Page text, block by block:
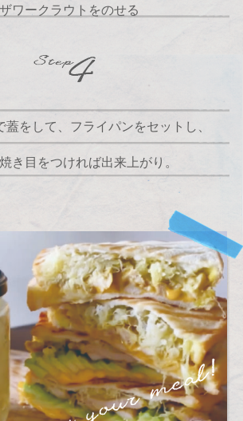
ワークラウトをのせる
蓋をして、フライパンをセットし、
き目をつければ出来上がり。